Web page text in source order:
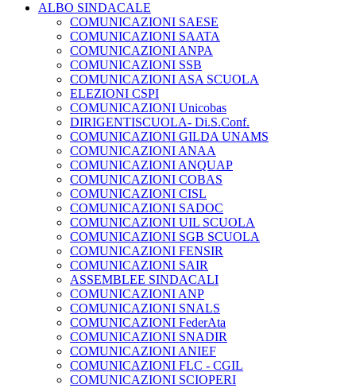
ALBO SINDACALE
COMUNICAZIONI SAESE
COMUNICAZIONI SAATA
COMUNICAZIONI ANPA
COMUNICAZIONI SSB
COMUNICAZIONI ASA SCUOLA
ELEZIONI CSPI
COMUNICAZIONI Unicobas
DIRIGENTISCUOLA- Di.S.Conf.
COMUNICAZIONI GILDA UNAMS
COMUNICAZIONI ANAA
COMUNICAZIONI ANQUAP
COMUNICAZIONI COBAS
COMUNICAZIONI CISL
COMUNICAZIONI SADOC
COMUNICAZIONI UIL SCUOLA
COMUNICAZIONI SGB SCUOLA
COMUNICAZIONI FENSIR
COMUNICAZIONI SAIR
ASSEMBLEE SINDACALI
COMUNICAZIONI ANP
COMUNICAZIONI SNALS
COMUNICAZIONI FederAta
COMUNICAZIONI SNADIR
COMUNICAZIONI ANIEF
COMUNICAZIONI FLC - CGIL
COMUNICAZIONI SCIOPERI